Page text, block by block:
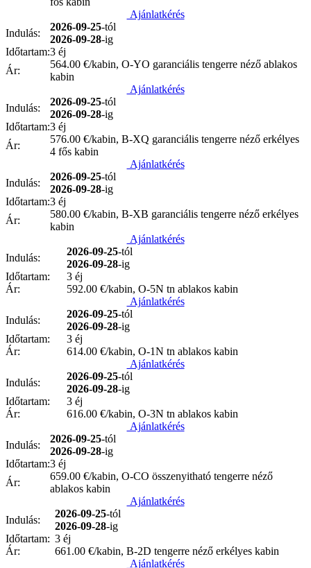
Ajánlatkérés
Indulás:
2026-09-25-tól
2026-09-28-ig
Időtartam:3 éj
Ár:
564.00 €/kabin, O-YO garanciális tengerre néző ablakos
kabin
Ajánlatkérés
Indulás:
2026-09-25-tól
2026-09-28-ig
Időtartam:3 éj
Ár:
576.00 €/kabin, B-XQ garanciális tengerre néző erkélyes
4 fős kabin
Ajánlatkérés
Indulás:
2026-09-25-tól
2026-09-28-ig
Időtartam:3 éj
Ár:
580.00 €/kabin, B-XB garanciális tengerre néző erkélyes
kabin
Ajánlatkérés
Indulás:
2026-09-25-tól
2026-09-28-ig
Időtartam:
3 éj
Ár:
592.00 €/kabin, O-5N tn ablakos kabin
Ajánlatkérés
Indulás:
2026-09-25-tól
2026-09-28-ig
Időtartam:
3 éj
Ár:
614.00 €/kabin, O-1N tn ablakos kabin
Ajánlatkérés
Indulás:
2026-09-25-tól
2026-09-28-ig
Időtartam:
3 éj
Ár:
616.00 €/kabin, O-3N tn ablakos kabin
Ajánlatkérés
Indulás:
2026-09-25-tól
2026-09-28-ig
Időtartam:3 éj
Ár:
659.00 €/kabin, O-CO összenyitható tengerre néző
ablakos kabin
Ajánlatkérés
Indulás:
2026-09-25-tól
2026-09-28-ig
Időtartam: 3 éj
Ár:
661.00 €/kabin, B-2D tengerre néző erkélyes kabin
Ajánlatkérés